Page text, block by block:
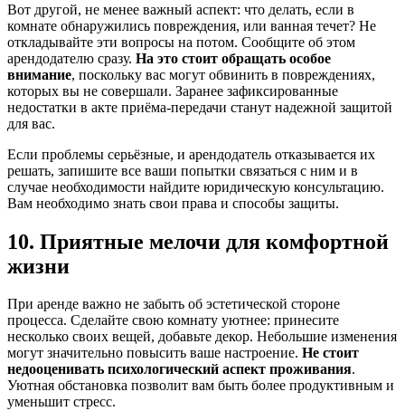
Вот другой, не менее важный аспект: что делать, если в
комнате обнаружились повреждения, или ванная течет? Не
откладывайте эти вопросы на потом. Сообщите об этом
арендодателю сразу. На это стоит обращать особое
внимание, поскольку вас могут обвинить в повреждениях,
которых вы не совершали. Заранее зафиксированные
недостатки в акте приёма-передачи станут надежной защитой
для вас.
Если проблемы серьёзные, и арендодатель отказывается их
решать, запишите все ваши попытки связаться с ним и в
случае необходимости найдите юридическую консультацию.
Вам необходимо знать свои права и способы защиты.
10. Приятные мелочи для комфортной
жизни
При аренде важно не забыть об эстетической стороне
процесса. Сделайте свою комнату уютнее: принесите
несколько своих вещей, добавьте декор. Небольшие изменения
могут значительно повысить ваше настроение. Не стоит
недооценивать психологический аспект проживания.
Уютная обстановка позволит вам быть более продуктивным и
уменьшит стресс.